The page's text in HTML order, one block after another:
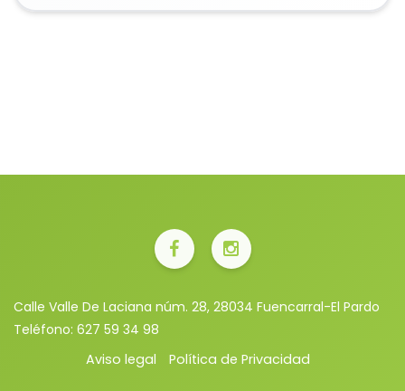
Calle Valle De Laciana núm. 28, 28034 Fuencarral-El Pardo
Teléfono: 627 59 34 98
Aviso legal
Política de Privacidad